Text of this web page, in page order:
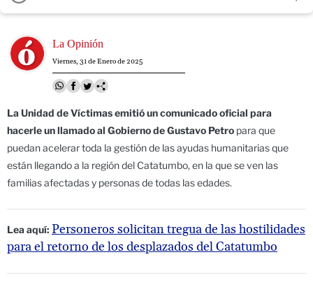
Image La Opinión
Viernes, 31 de Enero de 2025
La Unidad de Víctimas emitió un comunicado oficial para
hacerle un llamado al Gobierno de Gustavo Petro para que
puedan acelerar toda la gestión de las ayudas humanitarias que
están llegando a la región del Catatumbo, en la que se ven las
familias afectadas y personas de todas las edades.
Lea aquí: Personeros solicitan tregua de las hostilidades
para el retorno de los desplazados del Catatumbo